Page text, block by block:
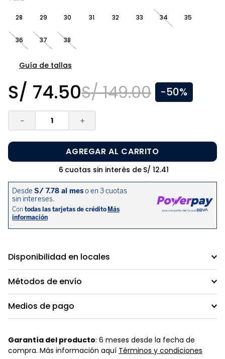
28 29 30 31 32 33 34 35
36 37 38
Guía de tallas
S/ 74.50S/ 149.00 -50%
＋
－
AGREGAR AL CARRITO
6 cuotas sin interés de S/ 12.41
Disponibilidad en locales
Métodos de envío
Medios de pago
Garantía del producto: 6 meses desde la fecha de
compra. Más información aquí Términos y condiciones
10. sandalias niño